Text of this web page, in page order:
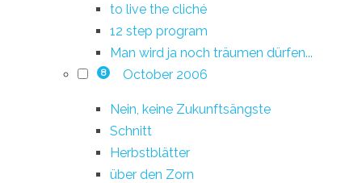
to live the cliché
12 step program
Man wird ja noch träumen dürfen...
8 October 2006
Nein, keine Zukunftsängste
Schnitt
Herbstblätter
über den Zorn